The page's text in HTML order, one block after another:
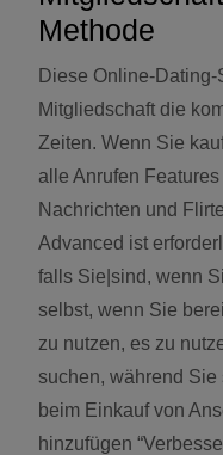
Methode
Diese Online-
Mitgliedschaft die
Zeiten. Wenn Sie
alle Anrufen
Nachrichten und
Advanced ist
falls Sie|sind, wenn
selbst, wenn Sie
zu nutzen, es zu
suchen, während
beim Einkauf von
hinzufügen